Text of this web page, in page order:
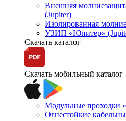
Внешняя
(Jupiter)
Изолированная
УЗИП «Юпитер»
Скачать каталог
Скачать мобильный каталог
Модульные проходки
Огнестойкие